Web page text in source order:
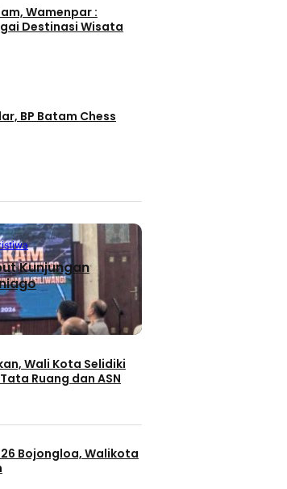
BandungBatam
Berita Terbaru
Izin Videotron Dibekukan, Wali
Kota Selidiki Dugaan
Pelanggaran Tata Ruang dan
ASN
7 jam lalu
Wamenpar :
Destinasi Wisata
BP Batam Chess
Kunjungan
Wali Kota Selidiki
Ruang dan ASN
Bojongloa, Walikota